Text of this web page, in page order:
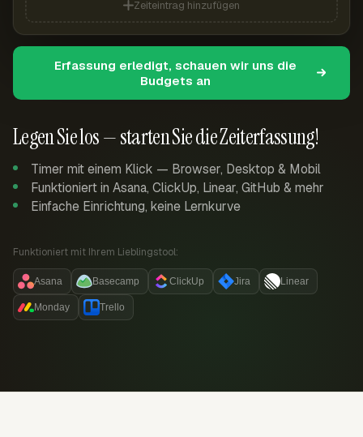
Legen Sie los — starten Sie die Zeiterfassung!
Timer mit einem Klick — Browser, Desktop & Mobil
Funktioniert in Asana, ClickUp, Linear, GitHub & mehr
Einfache Einrichtung, keine Lernkurve
Funktioniert mit Ihrem Lieblingstool:
Asana Basecamp ClickUp Jira Linear
Monday Trello
Zeiteintrag hinzufügen
Erfassung erledigt, schauen wir uns die
Budgets an